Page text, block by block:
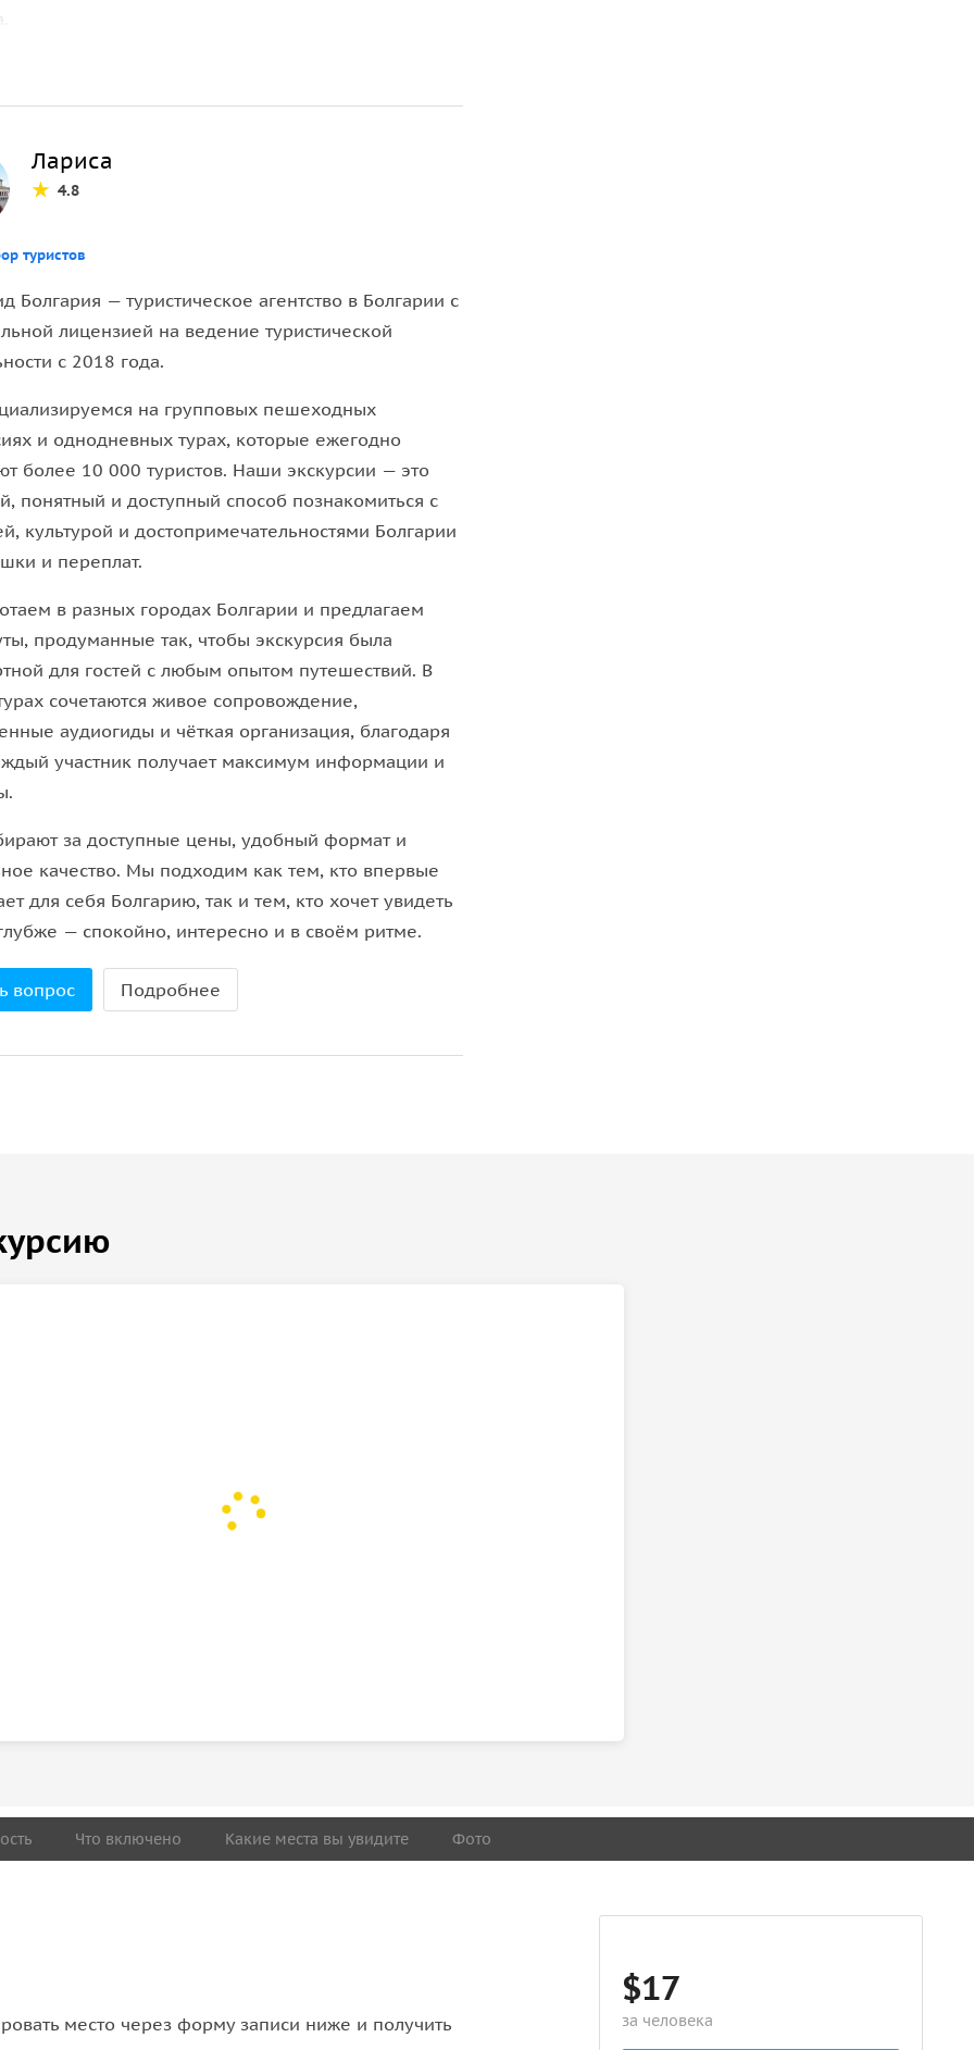
гид поднимет табличку с номером,
через Аудиогид.
города.
Уютная обстановка и приветливые
лучшими 3 видами вина.
выбрать язык по своему усмотрению (в
подойдёт людям на инвалидных колясках, с
Лариса
4.8
туристов
Болгария — туристическое агентство в Болгарии с
лицензией на ведение туристической
с 2018 года.
на групповых пешеходных
и однодневных турах, которые ежегодно
более 10 000 туристов. Наши экскурсии — это
понятный и доступный способ познакомиться с
культурой и достопримечательностями Болгарии
и переплат.
в разных городах Болгарии и предлагаем
продуманные так, чтобы экскурсия была
для гостей с любым опытом путешествий. В
сочетаются живое сопровождение,
аудиогиды и чёткая организация, благодаря
участник получает максимум информации и
за доступные цены, удобный формат и
качество. Мы подходим как тем, кто впервые
для себя Болгарию, так и тем, кто хочет увидеть
— спокойно, интересно и в своём ритме.
вопрос Подробнее
Что включено Какие места вы увидите Фото
место через форму записи ниже и получить
$17
за человека